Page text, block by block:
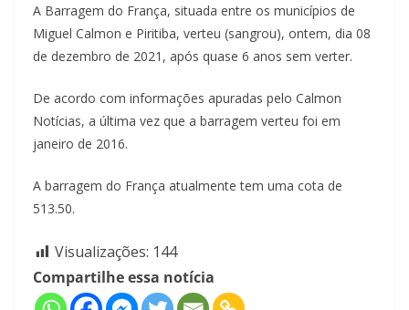
A Barragem do França, situada entre os municípios de
Miguel Calmon e Piritiba, verteu (sangrou), ontem, dia 08
de dezembro de 2021, após quase 6 anos sem verter.
De acordo com informações apuradas pelo Calmon
Notícias, a última vez que a barragem verteu foi em
janeiro de 2016.
A barragem do França atualmente tem uma cota de
513.50.
Visualizações: 144
Compartilhe essa notícia